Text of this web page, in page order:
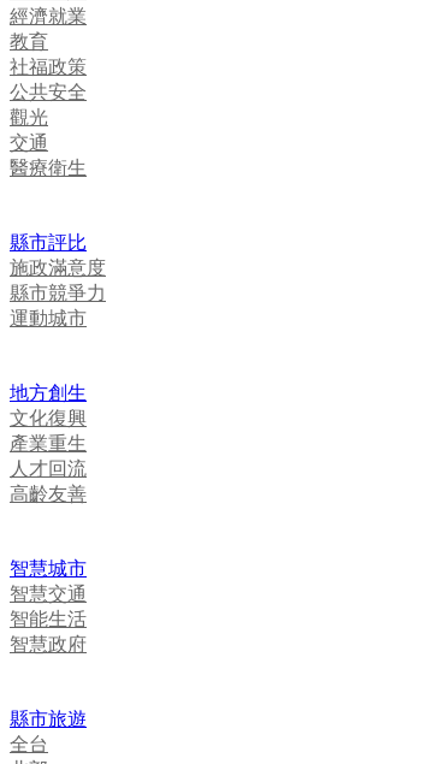
經濟就業
教育
社福政策
公共安全
觀光
交通
醫療衛生
縣市評比
施政滿意度
縣市競爭力
運動城市
地方創生
文化復興
產業重生
人才回流
高齡友善
智慧城市
智慧交通
智能生活
智慧政府
縣市旅遊
全台